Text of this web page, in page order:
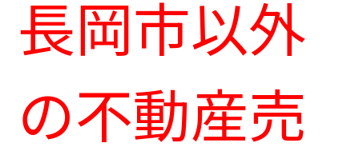
長岡市以外
の不動産売